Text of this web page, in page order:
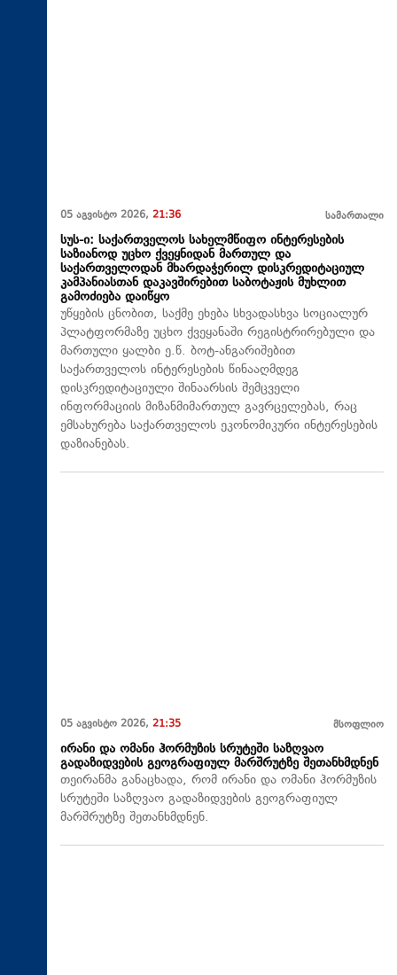
05 აგვისტო 2026, 21:36 სამართალი
სუს-ი: საქართველოს სახელმწიფო ინტერესების
საზიანოდ უცხო ქვეყნიდან მართულ და
საქართველოდან მხარდაჭერილ დისკრედიტაციულ
კამპანიასთან დაკავშირებით საბოტაჟის მუხლით
გამოძიება დაიწყო
უწყების ცნობით, საქმე ეხება სხვადასხვა სოციალურ
პლატფორმაზე უცხო ქვეყანაში რეგისტრირებული და
მართული ყალბი ე.წ. ბოტ-ანგარიშებით
საქართველოს ინტერესების წინააღმდეგ
დისკრედიტაციული შინაარსის შემცველი
ინფორმაციის მიზანმიმართულ გავრცელებას, რაც
ემსახურება საქართველოს ეკონომიკური ინტერესების
დაზიანებას.
05 აგვისტო 2026, 21:35 მსოფლიო
ირანი და ომანი ჰორმუზის სრუტეში საზღვაო
გადაზიდვების გეოგრაფიულ მარშრუტზე შეთანხმდნენ
თეირანმა განაცხადა, რომ ირანი და ომანი ჰორმუზის
სრუტეში საზღვაო გადაზიდვების გეოგრაფიულ
მარშრუტზე შეთანხმდნენ.